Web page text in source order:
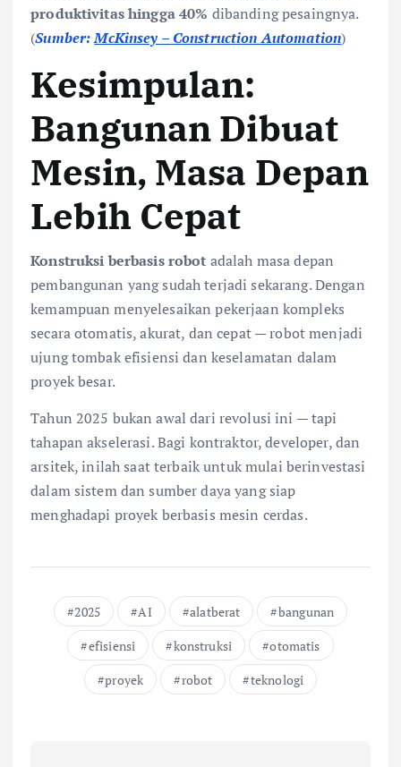
produktivitas hingga 40% dibanding pesaingnya.
(Sumber:McKinsey – Construction Automation)
Kesimpulan:
Bangunan Dibuat
Mesin, Masa Depan
Lebih Cepat
Konstruksi berbasis robot adalah masa depan
pembangunan yang sudah terjadi sekarang. Dengan
kemampuan menyelesaikan pekerjaan kompleks
secara otomatis, akurat, dan cepat — robot menjadi
ujung tombak efisiensi dan keselamatan dalam
proyek besar.
Tahun 2025 bukan awal dari revolusi ini — tapi
tahapan akselerasi. Bagi kontraktor, developer, dan
arsitek, inilah saat terbaik untuk mulai berinvestasi
dalam sistem dan sumber daya yang siap
menghadapi proyek berbasis mesin cerdas.
2025 AI alatberat
bangunan
efisiensi
konstruksi
otomatis
proyek
robot teknologi